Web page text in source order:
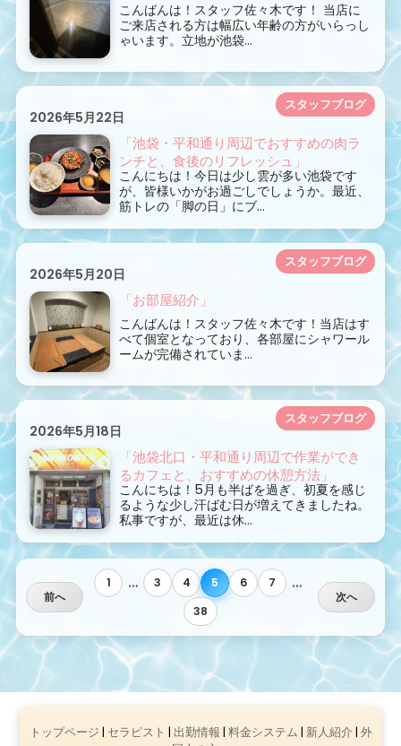
こんばんは！スタッフ佐々木です！ 当店に
ご来店される方は幅広い年齢の方がいらっし
ゃいます。立地が池袋...
2026年5月22日
スタッフブログ
「池袋・平和通り周辺でおすすめの肉ラ
ンチと、食後のリフレッシュ」
こんにちは！今日は少し雲が多い池袋です
が、皆様いかがお過ごしでしょうか。最近、
筋トレの「脚の日」にブ...
2026年5月20日
スタッフブログ
「お部屋紹介」
こんばんは！スタッフ佐々木です！当店はす
べて個室となっており、各部屋にシャワール
ームが完備されていま...
2026年5月18日
スタッフブログ
「池袋北口・平和通り周辺で作業ができ
るカフェと、おすすめの休憩方法」
こんにちは！5月も半ばを過ぎ、初夏を感じ
るような少し汗ばむ日が増えてきましたね。
私事ですが、最近は休...
前へ
1 … 3 4 5 6 7 …
38
次へ
トップページ | セラピスト | 出勤情報 | 料金システム | 新人紹介 | 外